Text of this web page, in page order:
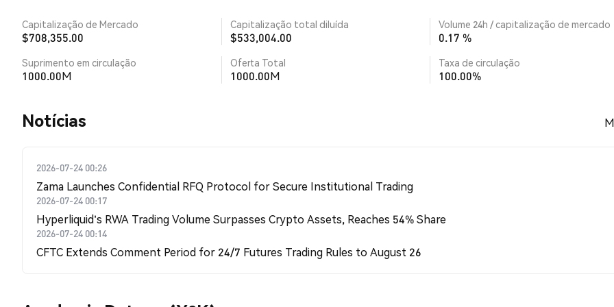
Capitalização de Mercado
$708,355.00
Capitalização total diluída
$533,004.00
Volume 24h / capitalização de mercado
0.17 %
Suprimento em circulação
1000.00M
Oferta Total
1000.00M
Taxa de circulação
100.00%
​​Notícias​​
2026-07-24 00:26
Zama Launches Confidential RFQ Protocol for Secure Institutional Trading
2026-07-24 00:17
Hyperliquid's RWA Trading Volume Surpasses Crypto Assets, Reaches 54% Share
2026-07-24 00:14
CFTC Extends Comment Period for 24/7 Futures Trading Rules to August 26